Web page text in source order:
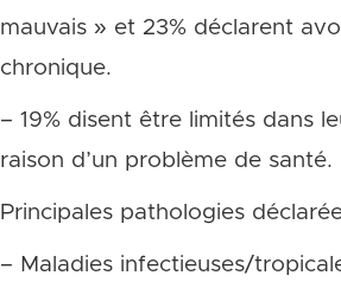
mauvais » et 23% déclarent
chronique.
– 19% disent être limités dans
raison d’un problème de santé.
Principales pathologies
– Maladies infectieuses/